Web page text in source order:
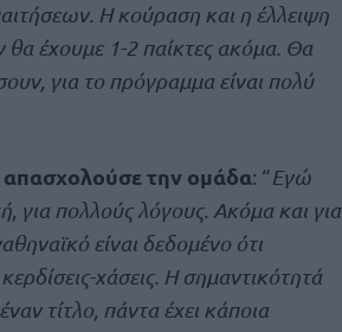
Η κούραση και η έλλειψη
θα έχουμε 1-2 παίκτες ακόμα. Θα
για το πρόγραμμα είναι πολύ
απασχολούσε την ομάδα: “Εγώ
για πολλούς λόγους. Ακόμα και για
είναι δεδομένο ότι
χάσεις. Η σημαντικότητά
τίτλο, πάντα έχει κάποια